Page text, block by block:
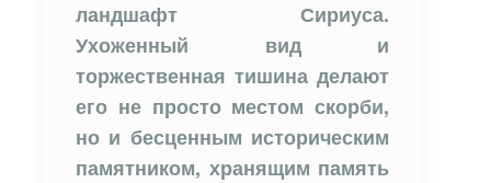
ландшафт Сириуса.
Ухоженный вид и
торжественная тишина делают
его не просто местом скорби,
но и бесценным историческим
памятником, хранящим память